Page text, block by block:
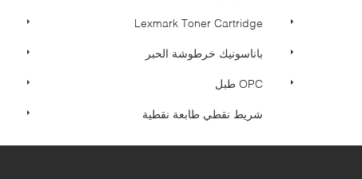
Lexmark Toner Cartridge
باناسونيك خرطوشة الحبر
OPC طبل
شريط نقطي طابعة نقطية